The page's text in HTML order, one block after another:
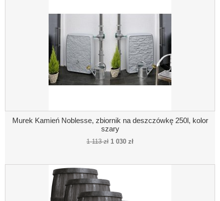
Murek Kamień Noblesse, zbiornik na deszczówkę 250l, kolor
szary
1 113 zł 1 030 zł